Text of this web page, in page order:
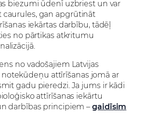
biezumi ūdenī uzbriest un var
caurules, gan apgrūtināt
iekārtas darbību, tādēļ
no pārtikas atkritumu
no vadošajiem Latvijas
attīrīšanas jomā ar
gadu pieredzi. Ja jums ir kādi
attīrīšanas iekārtu
darbības principiem –gaidīsim